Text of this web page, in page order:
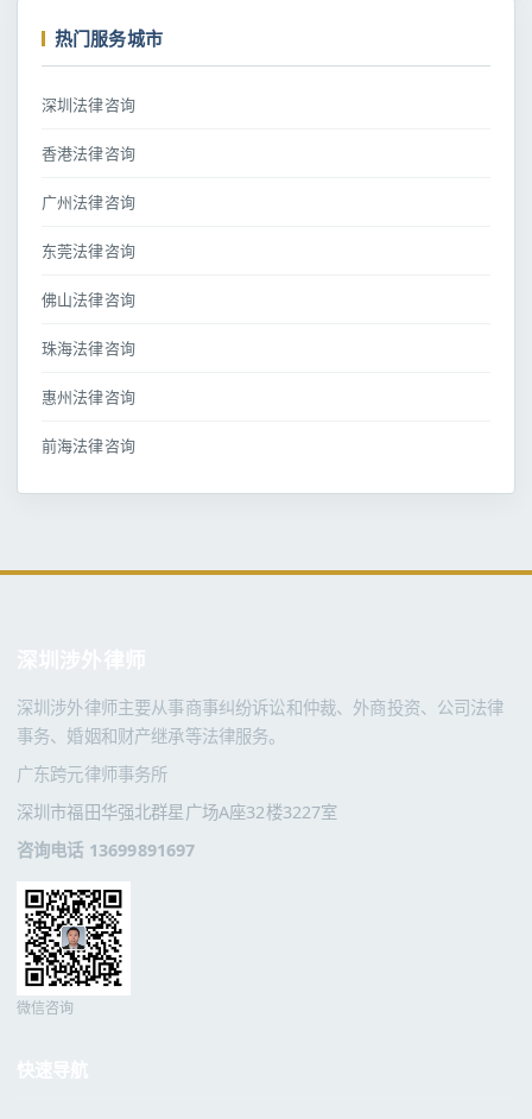
热门服务城市
深圳法律咨询
香港法律咨询
广州法律咨询
东莞法律咨询
佛山法律咨询
珠海法律咨询
惠州法律咨询
前海法律咨询
深圳涉外律师主要从事商事纠纷诉讼和仲裁、外商投资、公司法律
事务、婚姻和财产继承等法律服务。
广东跨元律师事务所
深圳市福田华强北群星广场A座32楼3227室
咨询电话 13699891697
微信咨询